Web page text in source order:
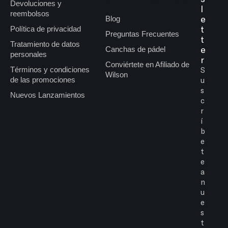
Devoluciones y
reembolsos
Política de privacidad
Tratamiento de datos
personales
Términos y condiciones
de las promociones
Nuevos Lanzamientos
Blog
Preguntas Frecuentes
Canchas de pádel
Conviértete en Afiliado de
Wilson
l
e
t
t
e
r
S
u
s
c
r
í
b
e
t
e
a
n
u
e
s
t